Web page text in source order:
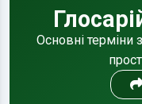
Основні терміни